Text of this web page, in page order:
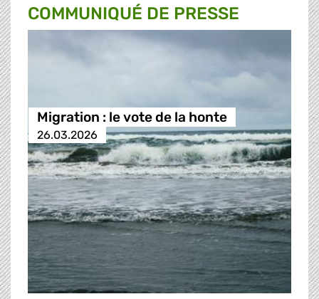
COMMUNIQUÉ DE PRESSE
Migration : le vote de la honte
26.03.2026